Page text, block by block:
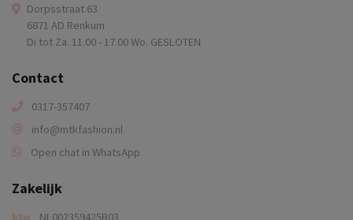
Dorpsstraat 63
6871 AD Renkum
Di tot Za. 11.00 - 17.00 Wo. GESLOTEN
Contact
0317-357407
info@mtkfashion.nl
Open chat in WhatsApp
Zakelijk
btw NL002359425B03